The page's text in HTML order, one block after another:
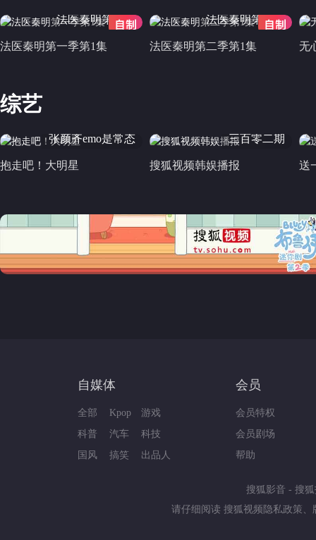
法医秦明第一季
法医秦明第一季第1集
法医秦明第二季
法医秦明第二季第1集 无
综艺
>
张颜齐emo是常态
抱走吧！大明星
三百零二期
搜狐视频韩娱播报 送
自媒体
全部
科普
国风
Kpop
汽车
搞笑
游戏
科技
出品人
会员
会员特权
会员剧场
帮助
搜狐影音 - 搜
请仔细阅读 搜狐视频隐私政策